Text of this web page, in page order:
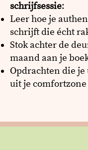
schrijfsessie:
Leer hoe je
schrijft die écht
Stok achter de
maand aan je
Opdrachten die
uit je